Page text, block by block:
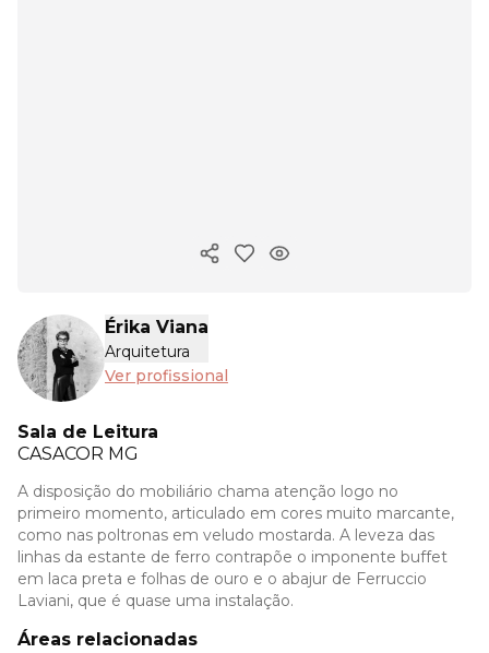
Copiar link
Érika Viana
Arquitetura
Ver profissional
Sala de Leitura
CASACOR MG
A disposição do mobiliário chama atenção logo no
primeiro momento, articulado em cores muito marcante,
como nas poltronas em veludo mostarda. A leveza das
linhas da estante de ferro contrapõe o imponente buffet
em laca preta e folhas de ouro e o abajur de Ferruccio
Laviani, que é quase uma instalação.
Áreas relacionadas